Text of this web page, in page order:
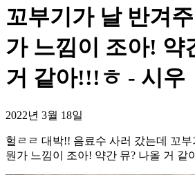
꼬부기가 날 반겨
가 느낌이 조아! 약
거 같아!!!ㅎ - 시우
2022년 3월 18일
헐ㄹㄹ 대박!! 음료수 사러 갔는데 꼬
뭔가 느낌이 조아! 약간 뮤? 나올 거 같